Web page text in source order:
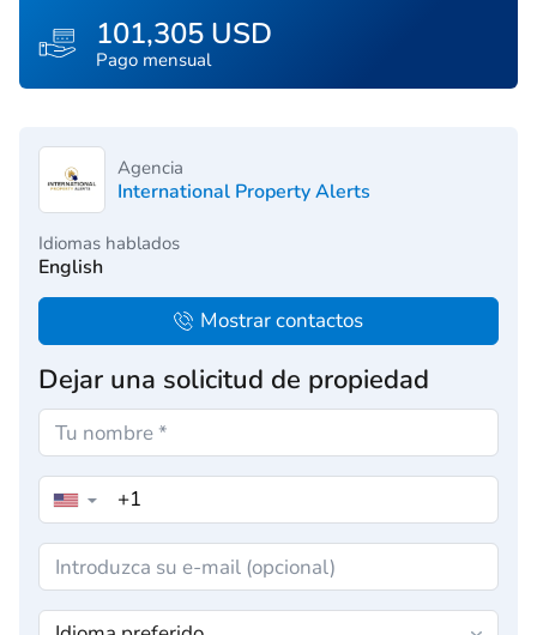
101,305 USD
Pago mensual
Agencia
International Property Alerts
Idiomas hablados
English
Mostrar contactos
Dejar una solicitud de propiedad
▼